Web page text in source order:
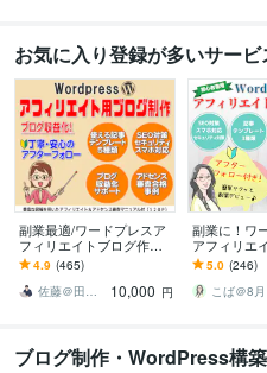
お気に入り登録が多いサービ
副業最適/ワードプレスア
フィリエイトブログ作り
ます SEO対策/アドセン
ス/アフィリエイト対応/納
品後すぐ使える
4.9 (465)
佐藤＠田舎生活ブロガー
10,000 円
副業に！ワ
アフィリエ
ります SEO
センス対応
カスタマイ
5.0 (246)
ブログ制作・WordPress構